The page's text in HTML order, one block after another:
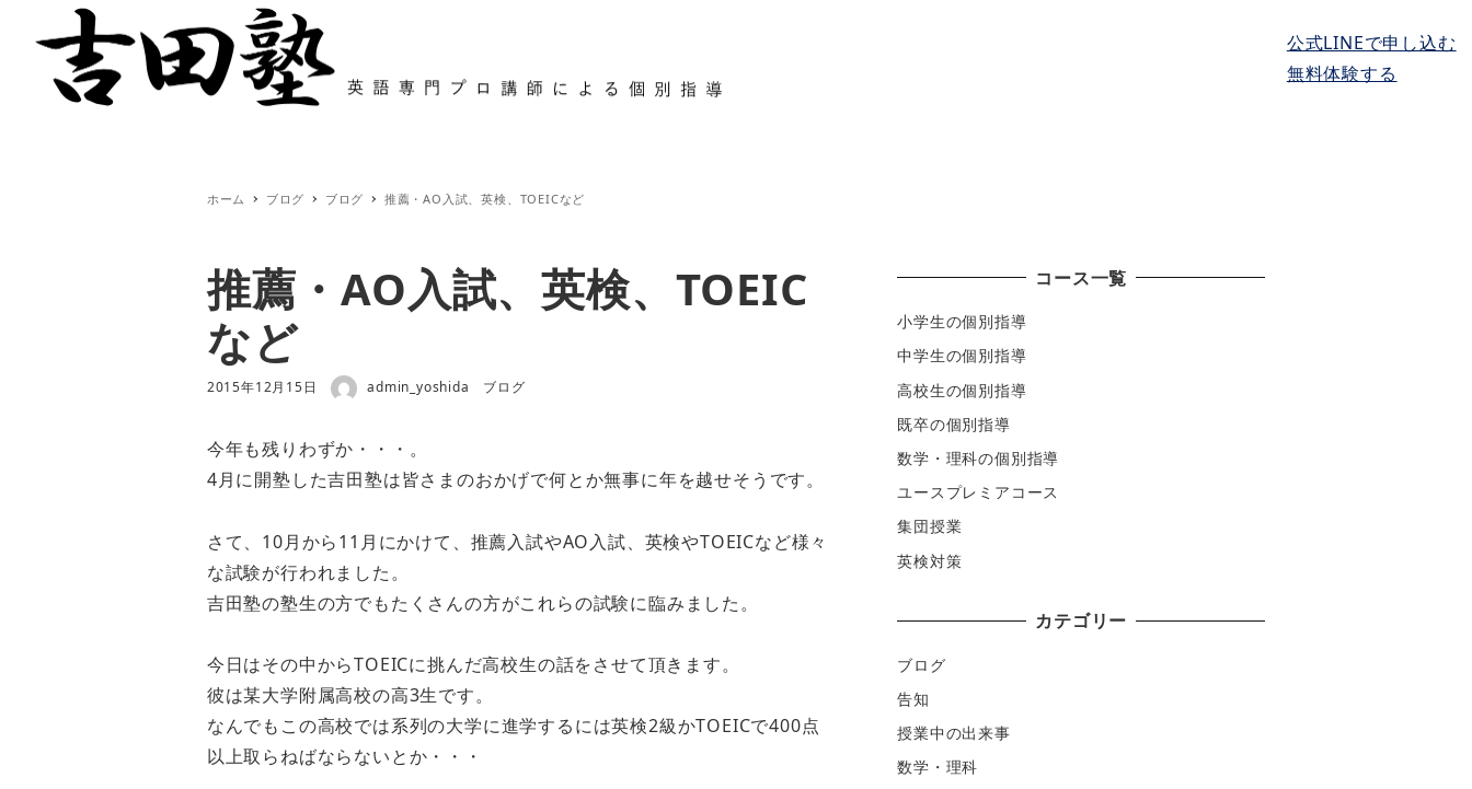
公式LINEで申し込む
無料体験する
ホーム ブログ ブログ 推薦・AO入試、英検、TOEICなど
推薦・AO入試、英検、TOEIC
など
投稿日
2015年12月15日 著者 admin_yoshida カテゴリー
ブログ
今年も残りわずか・・・。
4月に開塾した吉田塾は皆さまのおかげで何とか無事に年を越せそうです。
さて、10月から11月にかけて、推薦入試やAO入試、英検やTOEICなど様々
な試験が行われました。
吉田塾の塾生の方でもたくさんの方がこれらの試験に臨みました。
今日はその中からTOEICに挑んだ高校生の話をさせて頂きます。
彼は某大学附属高校の高3生です。
なんでもこの高校では系列の大学に進学するには英検2級かTOEICで400点
以上取らねばならないとか・・・
コース一覧
小学生の個別指導
中学生の個別指導
高校生の個別指導
既卒の個別指導
数学・理科の個別指導
ユースプレミアコース
集団授業
英検対策
カテゴリー
ブログ
告知
授業中の出来事
数学・理科